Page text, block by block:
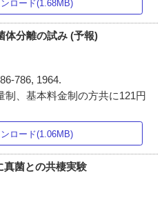
ロード(1.68MB)
体分離の試み (予報)
786, 1964.
制、基本料金制の方共に121円
ロード(1.06MB)
真菌との共棲実験